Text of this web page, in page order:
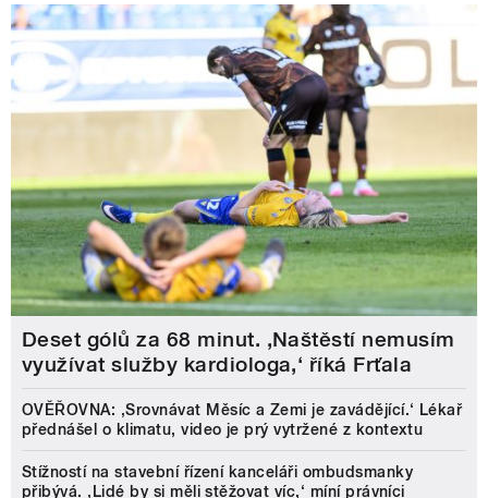
Deset gólů za 68 minut. ,Naštěstí nemusím
využívat služby kardiologa,‘ říká Frťala
OVĚŘOVNA: ‚Srovnávat Měsíc a Zemi je zavádějící.‘ Lékař
přednášel o klimatu, video je prý vytržené z kontextu
Stížností na stavební řízení kanceláři ombudsmanky
přibývá. ‚Lidé by si měli stěžovat víc,‘ míní právníci